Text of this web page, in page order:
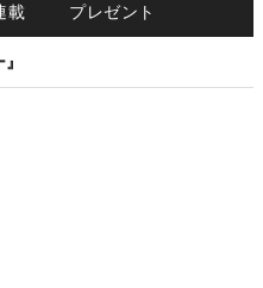
載 プレゼント